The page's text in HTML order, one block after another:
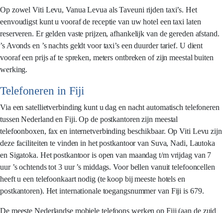
Op zowel Viti Levu, Vanua Levua als Taveuni rijden taxi’s. Het
eenvoudigst kunt u vooraf de receptie van uw hotel een taxi laten
reserveren. Er gelden vaste prijzen, afhankelijk van de gereden afstand.
’s Avonds en ’s nachts geldt voor taxi’s een duurder tarief. U dient
vooraf een prijs af te spreken, meters ontbreken of zijn meestal buiten
werking.
Telefoneren in Fiji
Via een satellietverbinding kunt u dag en nacht automatisch telefoneren
tussen Nederland en Fiji. Op de postkantoren zijn meestal
telefoonboxen, fax en internetverbinding beschikbaar. Op Viti Levu zijn
deze faciliteiten te vinden in het postkantoor van Suva, Nadi, Lautoka
en Sigatoka. Het postkantoor is open van maandag t/m vrijdag van 7
uur ’s ochtends tot 3 uur ’s middags. Voor bellen vanuit telefooncellen
heeft u een telefoonkaart nodig (te koop bij meeste hotels en
postkantoren). Het internationale toegangsnummer van Fiji is 679.
De meeste Nederlandse mobiele telefoons werken op Fiji (aan de zuid